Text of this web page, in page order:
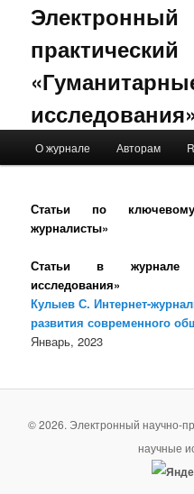
исследования»
Skip to primary content
Skip to secondary content
О журнале Авторам
Статьи по
журналисты»
Статьи в журнале
исследования»
Кулыев С. Интернет-
развития современного
Январь, 2023
© 2026. Электронный научно-
научные